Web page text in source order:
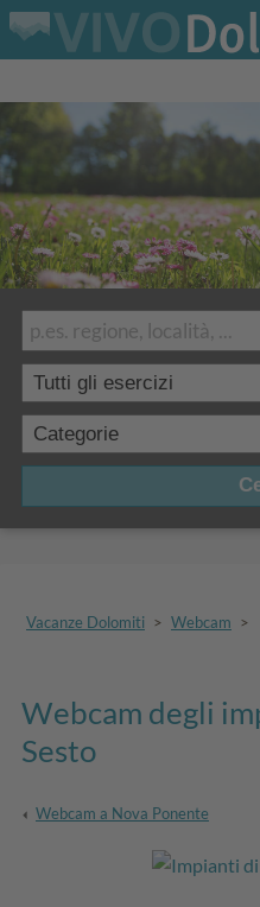
Vacanze Dolomiti > Webcam >
Webcam degli
Sesto
Webcam a Nova Ponente